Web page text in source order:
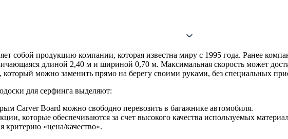
собой продукцию компании, которая известна миру с 1995 года. Ранее
длиной 2,40 м и шириной 0,70 м. Максимальная скорость может
который можно заменить прямо на берегу своими руками, без специальных
для серфинга выделяют:
Carver Board можно свободно перевозить в багажнике автомобиля.
которые обеспечиваются за счет высокого качества используемых
критерию «цена/качество».